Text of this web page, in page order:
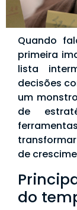
Quando
primeira
lista
decisões
um
de
de
do